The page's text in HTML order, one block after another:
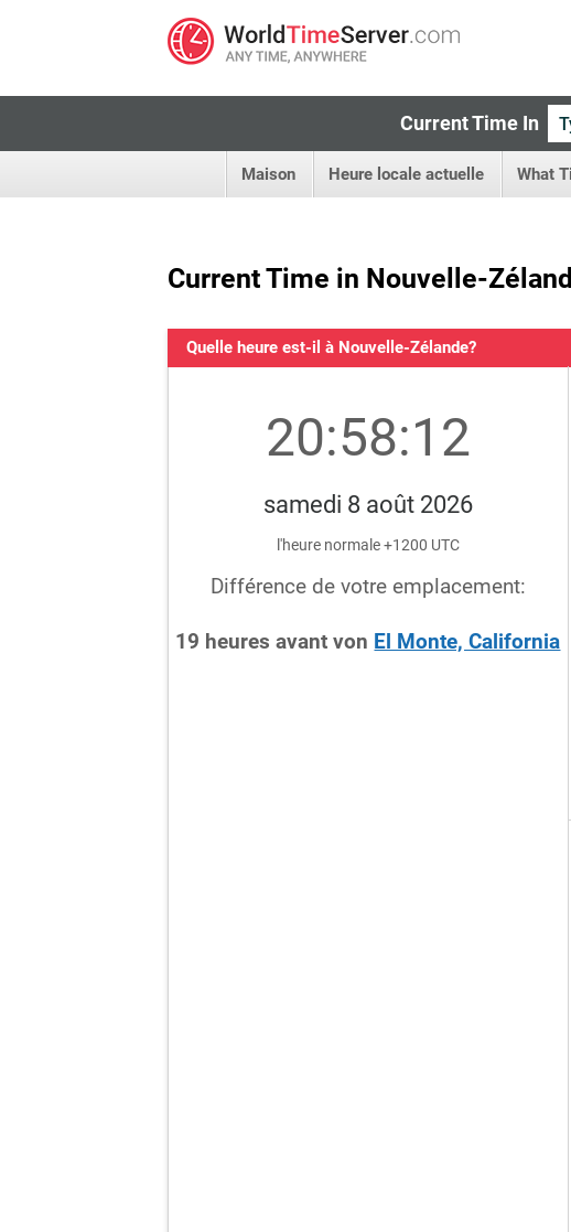
Current Time In
Maison Heure locale actuelle What
Current Time in Nouvelle-
Quelle heure est-il à Nouvelle-Zélande?
20:58:12
samedi 8 août 2026
l'heure normale +1200 UTC
Différence de votre emplacement:
19 heures avant von El Monte, California